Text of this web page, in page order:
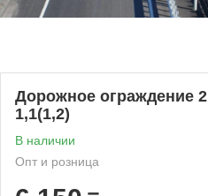
Дорожное ограждение
1,1(1,2)
В наличии
Опт и розница